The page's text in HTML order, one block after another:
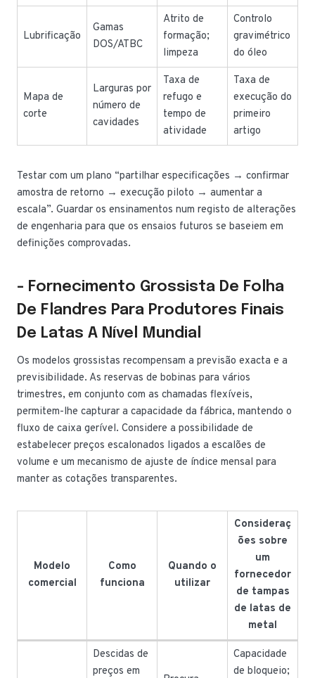
Lubrificação
Gamas
DOS/ATBC
Atrito de
formação;
limpeza
Controlo
gravimétrico
do óleo
Mapa de
corte
Larguras por
número de
cavidades
Taxa de
refugo e
tempo de
atividade
Taxa de
execução do
primeiro
artigo
Testar com um plano “partilhar especificações → confirmar
amostra de retorno → execução piloto → aumentar a
escala”. Guardar os ensinamentos num registo de alterações
de engenharia para que os ensaios futuros se baseiem em
definições comprovadas.
- Fornecimento Grossista De Folha
De Flandres Para Produtores Finais
De Latas A Nível Mundial
Os modelos grossistas recompensam a previsão exacta e a
previsibilidade. As reservas de bobinas para vários
trimestres, em conjunto com as chamadas flexíveis,
permitem-lhe capturar a capacidade da fábrica, mantendo o
fluxo de caixa gerível. Considere a possibilidade de
estabelecer preços escalonados ligados a escalões de
volume e um mecanismo de ajuste de índice mensal para
manter as cotações transparentes.
Modelo
comercial
Como
funciona
Quando o
utilizar
Consideraç
ões sobre
um
fornecedor
de tampas
de latas de
metal
Descidas de
preços em
Capacidade
de bloqueio;